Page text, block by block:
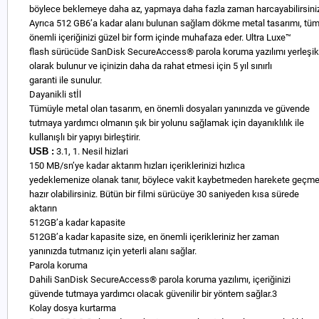
böylece beklemeye daha az, yapmaya daha fazla zaman
Ayrıca 512 GB6’a kadar alanı bulunan sağlam dökme metal tasarımı, tüm
önemli içeriğinizi güzel bir form içinde muhafaza eder. Ultra Luxe™
flash sürücüde SanDisk SecureAccess® parola koruma yazılımı yerleşik
olarak bulunur ve içinizin daha da rahat etmesi için 5 yıl sınırlı
garanti ile sunulur.
Dayanikli stİl
Tümüyle metal olan tasarım, en önemli dosyaları yanınızda ve güvende
tutmaya yardımcı olmanın şık bir yolunu sağlamak için dayanıklılık ile
kullanışlı bir yapıyı birleştirir.
USB : 3.1, 1. Nesil hizlari
150 MB/sn’ye kadar aktarım hızları içeriklerinizi hızlıca
yedeklemenize olanak tanır, böylece vakit kaybetmeden harekete
hazır olabilirsiniz. Bütün bir filmi sürücüye 30 saniyeden kısa sürede
aktarın
512GB’a kadar kapasite
512GB’a kadar kapasite size, en önemli içerikleriniz her zaman
yanınızda tutmanız için yeterli alanı sağlar.
Parola koruma
Dahili SanDisk SecureAccess® parola koruma yazılımı, içeriğinizi
güvende tutmaya yardımcı olacak güvenilir bir yöntem sağlar.3
Kolay dosya kurtarma